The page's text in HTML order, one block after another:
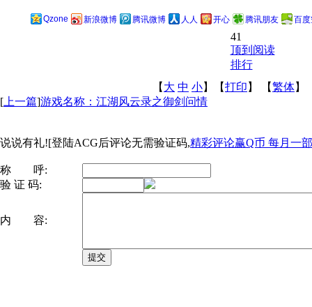
Qzone 新浪微博 腾讯微博 人人 开心 腾讯朋友 百
41
顶到阅读
排行
【 大 中 小】【打印 】 【繁体】
[ 上一篇]游戏名称：江湖风云录之御剑问情
说说有礼![登陆ACG后评论无需验证码,精彩评论赢Q币 每月一
称 呼:
验 证 码:
内 容: